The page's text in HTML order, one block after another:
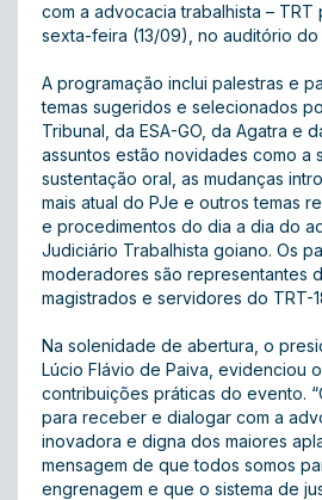
com a advocacia trabalhista – TRT
sexta-feira (13/09), no auditório do
A programação inclui palestras e
temas sugeridos e selecionados
Tribunal, da ESA-GO, da Agatra e
assuntos estão novidades como a
sustentação oral, as mudanças
mais atual do PJe e outros temas
e procedimentos do dia a dia do
Judiciário Trabalhista goiano. Os
moderadores são representantes
magistrados e servidores do TRT-
Na solenidade de abertura, o
Lúcio Flávio de Paiva, evidenciou
contribuições práticas do evento.
para receber e dialogar com a
inovadora e digna dos maiores
mensagem de que todos somos
engrenagem e que o sistema de